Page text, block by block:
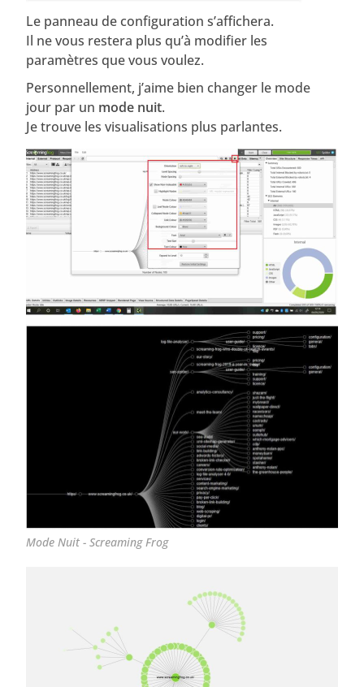
Le panneau de configuration s’affichera.
Il ne vous restera plus qu’à modifier les
paramètres que vous voulez.
Personnellement, j’aime bien changer le mode
jour par un mode nuit.
Je trouve les visualisations plus parlantes.
Mode Nuit - Screaming Frog